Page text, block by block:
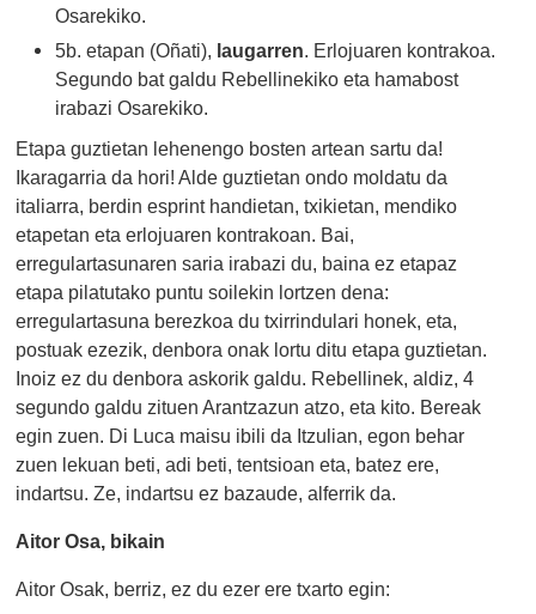
Osarekiko.
5b. etapan (Oñati), laugarren . Erlojuaren kontrakoa.
Segundo bat galdu Rebellinekiko eta hamabost
irabazi Osarekiko.
Etapa guztietan lehenengo bosten artean sartu da!
Ikaragarria da hori! Alde guztietan ondo moldatu da
italiarra, berdin esprint handietan, txikietan, mendiko
etapetan eta erlojuaren kontrakoan. Bai,
erregulartasunaren saria irabazi du, baina ez etapaz
etapa pilatutako puntu soilekin lortzen dena:
erregulartasuna berezkoa du txirrindulari honek, eta,
postuak ezezik, denbora onak lortu ditu etapa guztietan.
Inoiz ez du denbora askorik galdu. Rebellinek, aldiz, 4
segundo galdu zituen Arantzazun atzo, eta kito. Bereak
egin zuen. Di Luca maisu ibili da Itzulian, egon behar
zuen lekuan beti, adi beti, tentsioan eta, batez ere,
indartsu. Ze, indartsu ez bazaude, alferrik da.
Aitor Osa, bikain
Aitor Osak, berriz, ez du ezer ere txarto egin: